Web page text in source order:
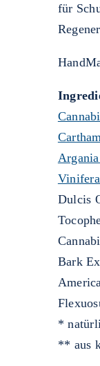
für
Dulcis
Bark
*
** aus